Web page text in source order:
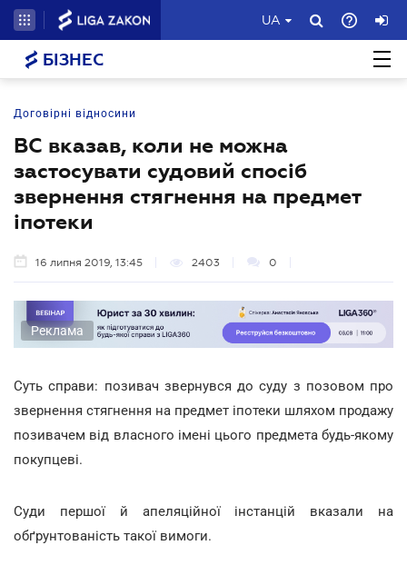
UA
БІЗНЕС
Договірні відносини
ВC вказав, коли не можна
застосувати судовий спосіб
звернення стягнення на предмет
іпотеки
16 липня 2019, 13:45 2403 0
Реклама
Суть справи: позивач звернувся до суду з позовом про
звернення стягнення на предмет іпотеки шляхом продажу
позивачем від власного імені цього предмета будь-якому
покупцеві.
Суди першої й апеляційної інстанцій вказали на
обґрунтованість такої вимоги.